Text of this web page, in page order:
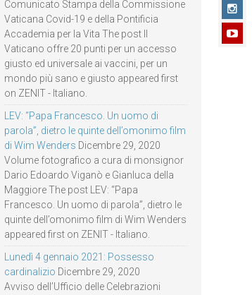
Comunicato Stampa della Commissione
Vaticana Covid-19 e della Pontificia
Accademia per la Vita The post Il
Vaticano offre 20 punti per un accesso
giusto ed universale ai vaccini, per un
mondo più sano e giusto appeared first
on ZENIT - Italiano.
LEV: “Papa Francesco. Un uomo di
parola”, dietro le quinte dell’omonimo film
di Wim Wenders Dicembre 29, 2020
Volume fotografico a cura di monsignor
Dario Edoardo Viganò e Gianluca della
Maggiore The post LEV: “Papa
Francesco. Un uomo di parola”, dietro le
quinte dell’omonimo film di Wim Wenders
appeared first on ZENIT - Italiano.
Lunedì 4 gennaio 2021: Possesso
cardinalizio Dicembre 29, 2020
Avviso dell’Ufficio delle Celebrazioni